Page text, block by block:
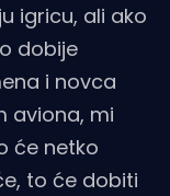
igricu, ali ako
dobije
i novca
aviona, mi
će netko
to će dobiti